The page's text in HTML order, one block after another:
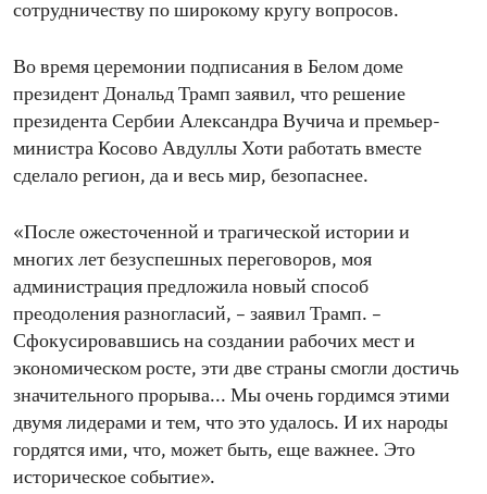
сотрудничеству по широкому кругу вопросов.
Во время церемонии подписания в Белом доме
президент Дональд Трамп заявил, что решение
президента Сербии Александра Вучича и премьер-
министра Косово Авдуллы Хоти работать вместе
сделало регион, да и весь мир, безопаснее.
«После ожесточенной и трагической истории и
многих лет безуспешных переговоров, моя
администрация предложила новый способ
преодоления разногласий, – заявил Трамп. –
Сфокусировавшись на создании рабочих мест и
экономическом росте, эти две страны смогли достичь
значительного прорыва... Мы очень гордимся этими
двумя лидерами и тем, что это удалось. И их народы
гордятся ими, что, может быть, еще важнее. Это
историческое событие».